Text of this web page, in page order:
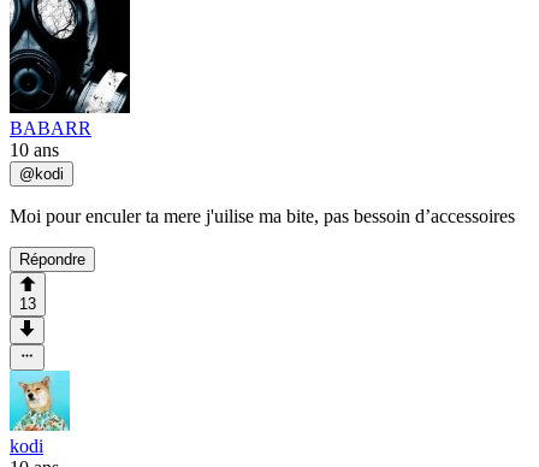
BABARR
10 ans
@ kodi
Moi pour enculer ta mere j'uilise ma bite, pas bessoin d’accessoires
Répondre
13
kodi